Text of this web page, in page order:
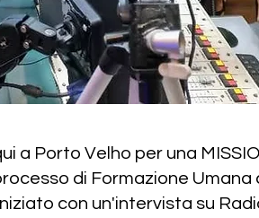
a Porto Velho per una
di Formazione Umana
con un'intervista su